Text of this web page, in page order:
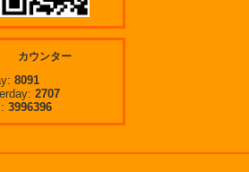
カウンター
8091
2707
3996396